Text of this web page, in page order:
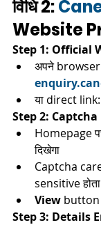
विधि 2:
Website
Step 1: Official
अपने
या direct link:
Step 2: Captcha
Homepage
दिखेगा​
Captcha
sensitive
View button
Step 3: Details